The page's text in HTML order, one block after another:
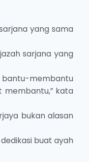
yang sama
sarjana yang
bantu-membantu
membantu,” kata
bukan alasan
buat ayah